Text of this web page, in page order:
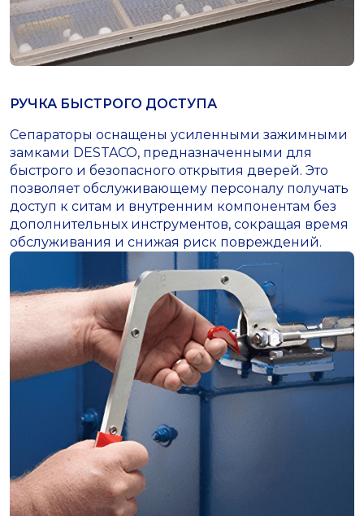
РУЧКА БЫСТРОГО ДОСТУПА
Сепараторы оснащены усиленными зажимными
замками DESTACO, предназначенными для
быстрого и безопасного открытия дверей. Это
позволяет обслуживающему персоналу получать
доступ к ситам и внутренним компонентам без
дополнительных инструментов, сокращая время
обслуживания и снижая риск повреждений.